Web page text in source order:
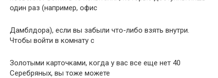
один раз (например, офис
Дамблдора), если вы забыли что-либо взять внутри.
Чтобы войти в комнату с
Золотыми карточками, когда у вас все еще нет 40
Серебряных, вы тоже можете